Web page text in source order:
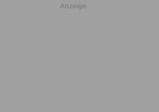
Anzeige